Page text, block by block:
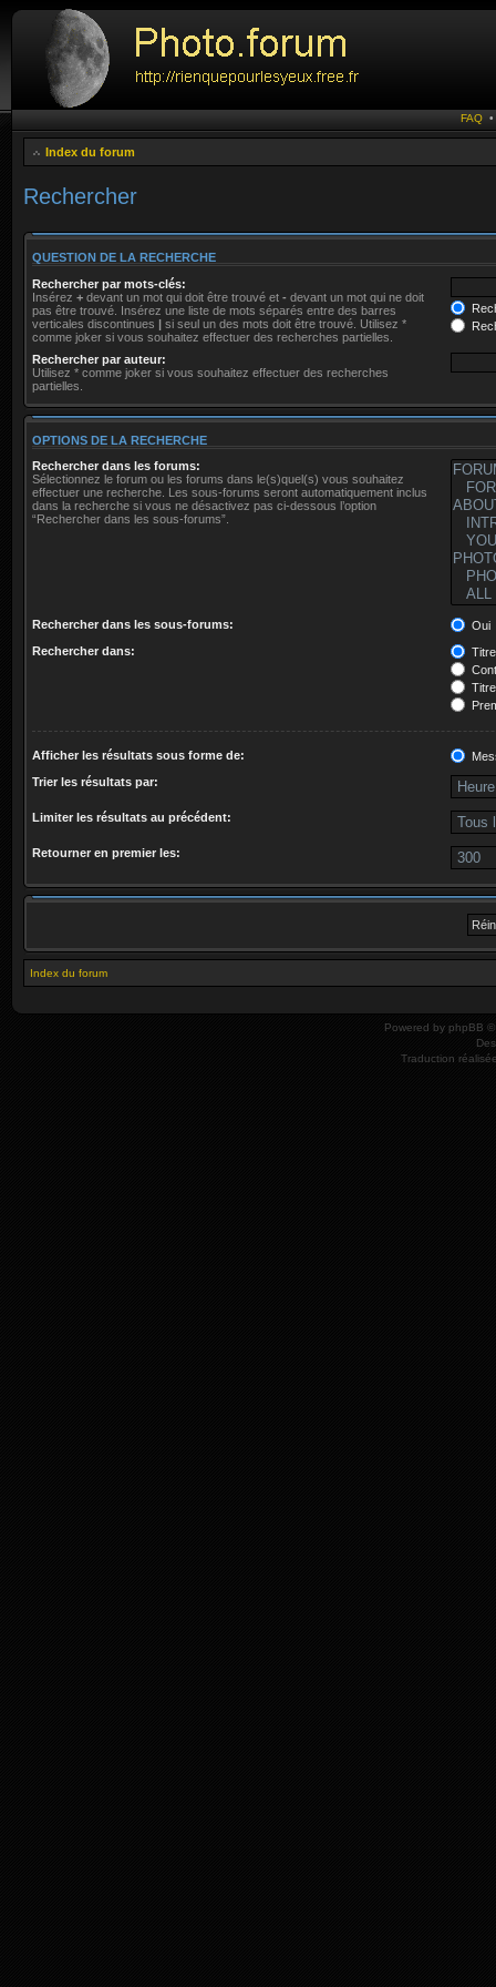
FAQ
Index du forum
Rechercher
QUESTION DE LA RECHERCHE
Rechercher par mots-clés:
Insérez + devant un mot qui doit être trouvé et - devant un mot qui ne doit
pas être trouvé. Insérez une liste de mots séparés entre des barres
verticales discontinues | si seul un des mots doit être trouvé. Utilisez *
comme joker si vous souhaitez effectuer des recherches partielles.
Rechercher par auteur:
Utilisez * comme joker si vous souhaitez effectuer des recherches
partielles.
OPTIONS DE LA RECHERCHE
Rechercher dans les forums:
Sélectionnez le forum ou les forums dans le(s)quel(s) vous souhaitez
effectuer une recherche. Les sous-forums seront automatiquement inclus
dans la recherche si vous ne désactivez pas ci-dessous l’option
“Rechercher dans les sous-forums”.
Rechercher dans les sous-forums:
Oui
Rechercher dans:
Afficher les résultats sous forme de:
Trier les résultats par:
Limiter les résultats au précédent:
Retourner en premier les:
Index du forum
Powered by phpBB ©
Traduction